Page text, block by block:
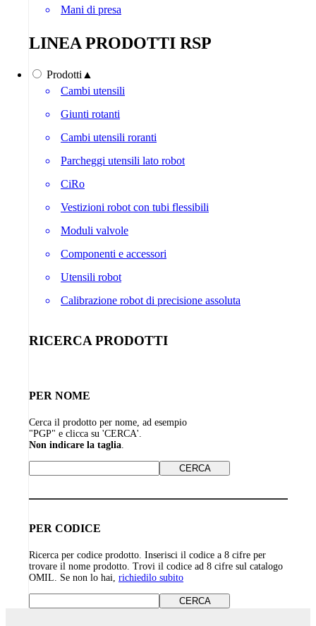
Mani di presa
LINEA PRODOTTI RSP
Prodotti ▲
Cambi utensili
Giunti rotanti
Cambi utensili roranti
Parcheggi utensili lato robot
CiRo
Vestizioni robot con tubi flessibili
Moduli valvole
Componenti e accessori
Utensili robot
Calibrazione robot di precisione assoluta
RICERCA PRODOTTI
PER NOME
Cerca il prodotto per nome, ad esempio
"PGP" e clicca su 'CERCA'.
Non indicare la taglia
PER CODICE
Ricerca per codice prodotto. Inserisci il codice a 8 cifre per
trovare il nome prodotto. Trovi il codice ad 8 cifre sul catalogo
OMIL. Se non lo hai, richiedilo subito